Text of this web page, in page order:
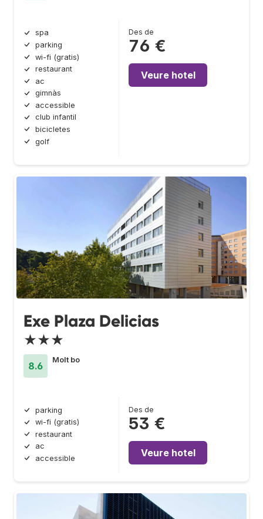
spa
parking
wi-fi (gratis)
restaurant
ac
gimnàs
accessible
club infantil
bicicletes
golf
Des de
76 €
Veure hotel
Exe Plaza Delicias
★★★
8.6
Molt bo
parking
wi-fi (gratis)
restaurant
ac
accessible
Des de
53 €
Veure hotel